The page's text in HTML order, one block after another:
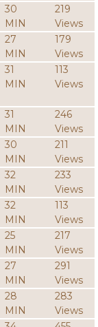
30
MIN
219
Views
27
MIN
179
Views
31
MIN
113
Views
31
MIN
246
Views
30
MIN
211
Views
32
MIN
233
Views
32
MIN
113
Views
25
MIN
217
Views
27
MIN
291
Views
28
MIN
283
Views